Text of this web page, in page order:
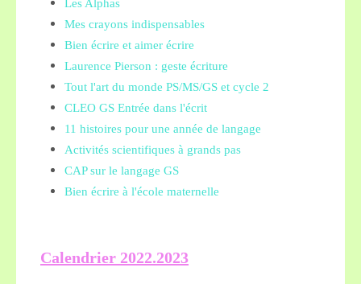
Les Alphas
Mes crayons indispensables
Bien écrire et aimer écrire
Laurence Pierson : geste écriture
Tout l'art du monde PS/MS/GS et cycle 2
CLEO GS Entrée dans l'écrit
11 histoires pour une année de langage
Activités scientifiques à grands pas
CAP sur le langage GS
Bien écrire à l'école maternelle
Calendrier 2022.2023